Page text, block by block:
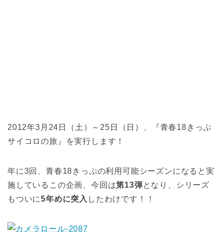
2012年3月24日（土）～25日（日）、『青春18きっぷ
サイコロの旅』を実行します！
年に3回、青春18きっぷの利用可能シーズンになると実
施しているこの企画、今回は第13弾となり、シリーズ
もついに5年めに突入 したわけです！！